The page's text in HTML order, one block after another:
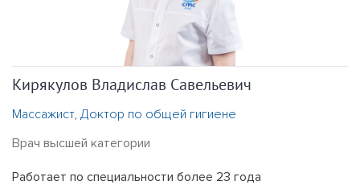
Кирякулов Владислав Савельевич
Массажист, Доктор по общей гигиене
Врач высшей категории
Работает по специальности более 23 года